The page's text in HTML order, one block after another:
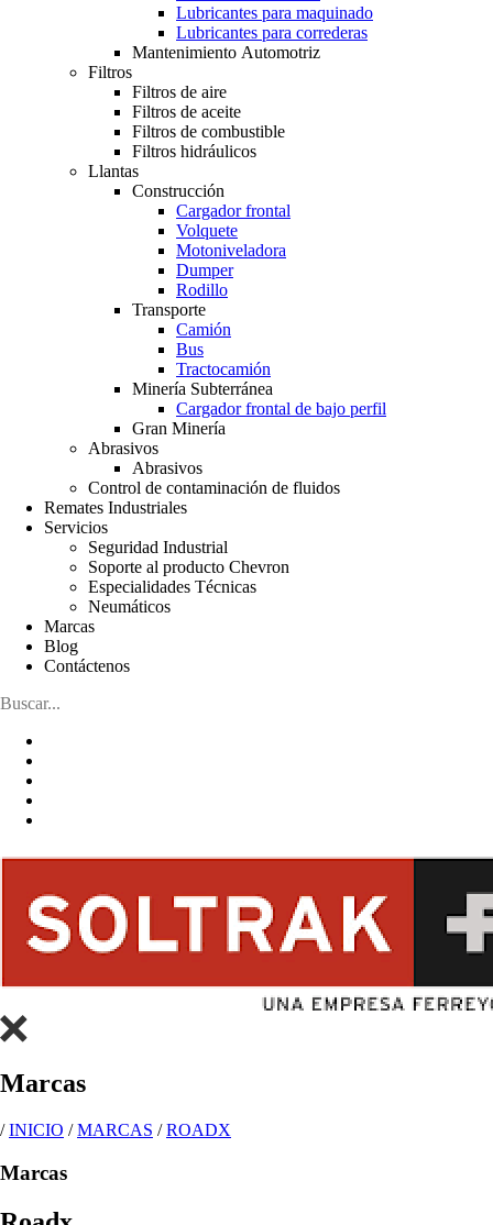
Lubricantes para maquinado
Lubricantes para correderas
Mantenimiento Automotriz
Filtros
Filtros de aire
Filtros de aceite
Filtros de combustible
Filtros hidráulicos
Llantas
Construcción
Cargador frontal
Volquete
Motoniveladora
Dumper
Rodillo
Transporte
Camión
Bus
Tractocamión
Minería Subterránea
Cargador frontal de bajo perfil
Gran Minería
Abrasivos
Abrasivos
Control de contaminación de fluidos
Remates Industriales
Servicios
Seguridad Industrial
Soporte al producto Chevron
Especialidades Técnicas
Neumáticos
Marcas
Blog
Contáctenos
Marcas
/INICIO /MARCAS /ROADX
Marcas